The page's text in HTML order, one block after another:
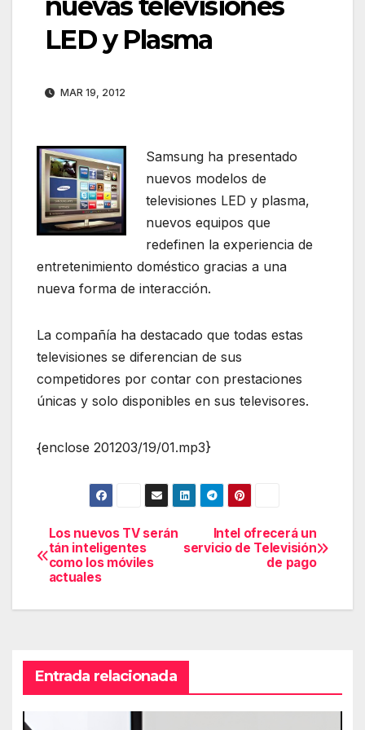
nuevas televisiones
LED y Plasma
MAR 19, 2012
Samsung ha presentado
nuevos modelos de
televisiones LED y plasma,
nuevos equipos que
redefinen la experiencia de
entretenimiento doméstico gracias a una
nueva forma de interacción.
La compañía ha destacado que todas estas
televisiones se diferencian de sus
competidores por contar con prestaciones
únicas y solo disponibles en sus televisores.
{enclose 201203/19/01.mp3}
Navegación
de
entradas
Intel ofrecerá un
servicio de Televisión
de pago
Los nuevos TV serán
tán inteligentes
como los móviles
actuales
Entrada relacionada